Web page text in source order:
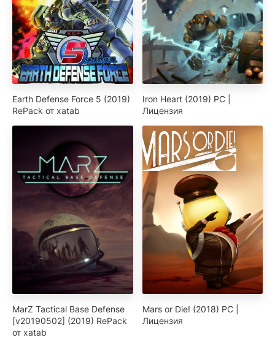
Earth Defense Force 5 (2019)
RePack от xatab
Iron Heart (2019) PC |
Лицензия
MarZ Tactical Base Defense
[v20190502] (2019) RePack
от xatab
Mars or Die! (2018) PC |
Лицензия